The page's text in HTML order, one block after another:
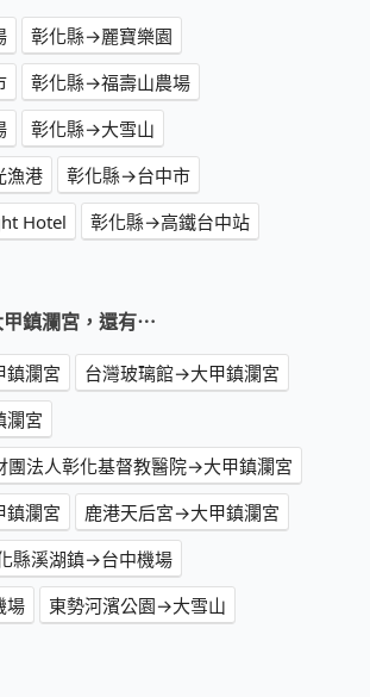
彰化縣→麗寶樂園
彰化縣→福壽山農場
彰化縣→大雪山
漁港
彰化縣→台中市
Hotel
彰化縣→高鐵台中站
甲鎮瀾宮，還有⋯
瀾宮
台灣玻璃館→大甲鎮瀾宮
瀾宮
團法人彰化基督教醫院→大甲鎮瀾宮
瀾宮
鹿港天后宮→大甲鎮瀾宮
縣溪湖鎮→台中機場
場
東勢河濱公園→大雪山